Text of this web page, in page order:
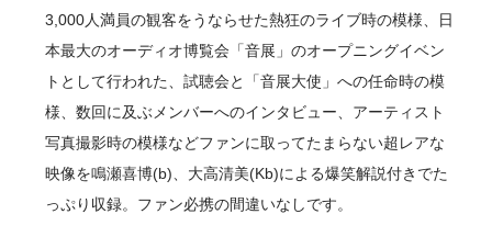
3,000人満員の観客をうならせた熱狂のライブ時の模様、日
本最大のオーディオ博覧会「音展」のオープニングイベン
トとして行われた、試聴会と「音展大使」への任命時の模
様、数回に及ぶメンバーへのインタビュー、アーティスト
写真撮影時の模様などファンに取ってたまらない超レアな
映像を鳴瀬喜博(b)、大高清美(Kb)による爆笑解説付きでた
っぷり収録。ファン必携の間違いなしです。